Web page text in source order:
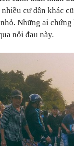
cư dân khác
Những ai chứng
nỗi đau này.